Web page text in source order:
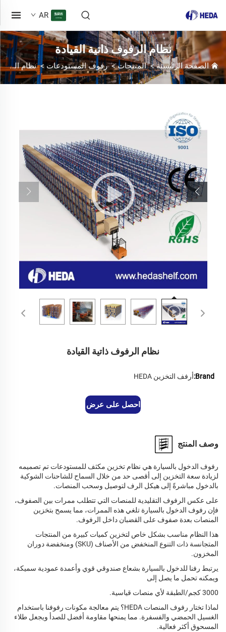
AR
نظام الرفوف ذاتية القيادة
الصفحة الرئيسية>المنتجات>رفوف المستودعات >نظام الرفوف ذاتية القيادة
نظام الرفوف ذاتية القيادة
Brand: أرفف التخزين HEDA
احصل على عرض أسعار
وصف المنتج
رفوف الدخول بالسيارة هي نظام تخزين مكثف للمستودعات تم تصميمه
لزيادة سعة التخزين إلى أقصى حد من خلال السماح للشاحنات الشوكية
بالدخول مباشرةً إلى هيكل الرف لتوصيل وسحب المنصات.
على عكس الرفوف التقليدية للمنصات التي تتطلب ممرات بين الصفوف،
فإن رفوف الدخول بالسيارة تلغي هذه الممرات، مما يسمح بتخزين
المنصات بعدة صفوف على القضبان داخل الرفوف.
هذا النظام مناسب بشكل خاص لتخزين كميات كبيرة من المنتجات
المتجانسة ذات التنوع المنخفض من الأصناف (SKU) ومنخفضة دوران
المخزون.
يرتبط رفنا للدخول بالسيارة بشعاع صندوقي قوي وأعمدة عمودية سميكة،
ويمكنه تحمل ما يصل إلى
3000 كجم/الطبقة لأي منصات قياسية.
لماذا تختار رفوف المنصات HEDA؟ يتم معالجة مكونات رفوفنا باستخدام
الغسيل الحمضي والفسفرة. مما يمنحها مقاومة أفضل للصدأ ويجعل طلاء
المسحوق أكثر فعالية.